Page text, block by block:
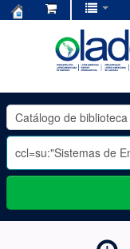
OLADE
-